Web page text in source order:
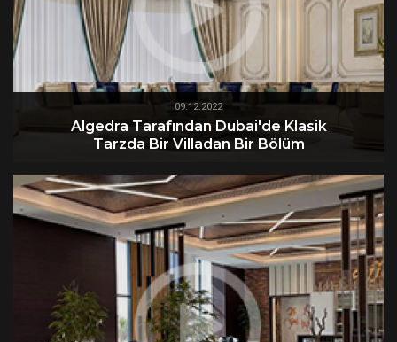
09.12.2022
Algedra Tarafından Dubai'de Klasik
Tarzda Bir Villadan Bir Bölüm